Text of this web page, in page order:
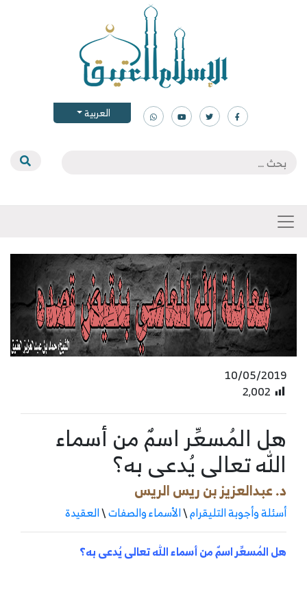
العربية
10/05/2019
2٬002
هل المُسعِّر اسمٌ من أسماء
الله تعالى يُدعى به؟
د. عبدالعزيز بن ريس الريس
أسئلة وأجوبة التليقرام\الأسماء والصفات\العقيدة
هل المُسعِّر اسمٌ من أسماء الله تعالى يُدعى به؟